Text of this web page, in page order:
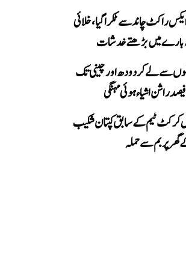
راکٹ چاند سے ٹکرا گیا، خلائی
بارے میں بڑھتے خدشات
سے لے کر دودھ اور چینی تک
راشن اشیاء ہوئی مہنگی
کرکٹ ٹیم کے سابق کپتان شکیب
گھر پر بم سے حملہ